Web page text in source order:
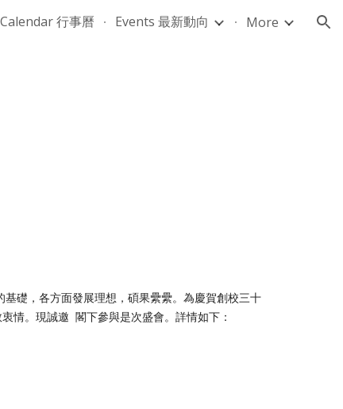
行事曆 Events 最新動向 More
礎，各方面發展理想，碩果纍纍。為慶賀創校三十
情。現誠邀 閣下參與是次盛會。詳情如下：